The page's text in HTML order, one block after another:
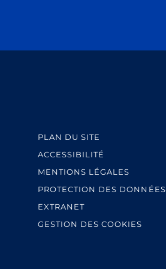
PLAN DU SITE
ACCESSIBILITÉ
MENTIONS LÉGALES
PROTECTION DES DONNÉES
EXTRANET
GESTION DES COOKIES